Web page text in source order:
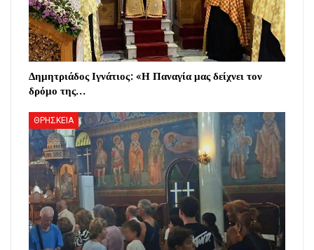
Δημητριάδος Ιγνάτιος: «Η Παναγία μας δείχνει τον
δρόμο της…
ΘΡΗΣΚΕΙΑ